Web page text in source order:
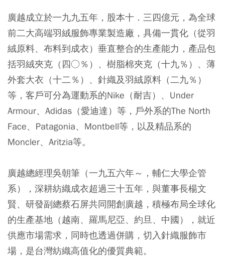
廣越成立於一九九五年，股本十．三四億元，為全球
前二大高端羽絨服飾專業製造廠，具備一貫化（從羽
絨原料、布料到成衣）垂直整合的生產能力，產品包
括羽絨夾克（四○％）、樹脂棉夾克（十九％）、薄
外套大衣（十二％）、針織及羽絨原料（二九％）
等，客戶可分為運動系的Nike（耐吉）、Under
Armour、Adidas（愛迪達）等，戶外系的The North
Face、Patagonia、Montbell等，以及精品系的
Moncler、Aritzia等。
廣越總經理吳朝筆（一九五六年～，輔仁大學企管
系），深耕紡織成衣超過三十五年，與董事長楊文
賢、研發副總蔡石屏共同開創廣越，積極布局全球化
的生產基地（越南、羅馬尼亞、約旦、中國），就近
供應市場需求，同時也透過併購，切入針織服飾市
場，是台灣紡織高值化的優質典範。